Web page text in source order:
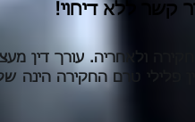
קשר ללא דיחוי!
ולאחריה. עורך דין
פלילי טרם החקירה הינה